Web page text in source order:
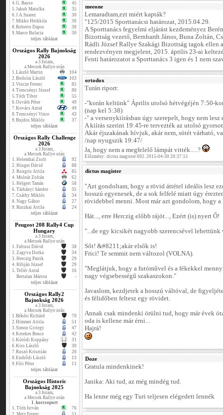
4.G. Basso
45
5.Jakub Matulka
35
6.J.A.Suarez
30
7.Mikko Heikkila
30
8.Roberto Dapra
30
9.Marco Bulacia 30
teljes táblázat
Országos Rally Bajnokság
2026
a 3.futam,
a Mecsek Rallye után
1.László Martin
104
2.Bodolai László
103
3.Vincze Ferenc
85
4.Trencsényi József
80
5.Tóth Tibor
55
6.Osváth Péter
49
7.Kovács Antal
49
8.Trencsényi Vince
43
9.Bujdos Miklós 37
teljes táblázat
Országos Rally Challenge
2026
a 3.futam,
a Mecsek Rallye után
1. Helembai Zsolt
92
2. Hinger Dávid
88
3. Rongits Attila
85
4. Molnár Zoltán
62
5. Helgert Tamás
58
6. Tárkányi Sándor
35
7. Csáthy Miklós
34
8. Nagy Gábor
27
9. Ruszkai Attila 24
teljes táblázat
Peugeot 208 Rally4 Cup
Hungary
a 3.futam,
a Mecsek Rallye után
1. Faltusz Dávid
38
2. Zagyva Dorka
34
3. Herczig Patrik
29
4. Hibján József
29
5. Tellér Antal
16
Bertalan Márton
-
teljes táblázat
Országos Rally2
Bajnokság 2026
a 3.futam,
a Mecsek Rallye után
1.Békési Richárd
70
2.Himmer Attila
51
3.Simon György
47
4.Kerekes Bence
42
5.Kóródi Koppány
31
6.Kiss László
30
7.Ruszó Krisztián
20
8.Endrődi László
13
9.Fóti Péter 11
teljes táblázat
Országos Historic
Bajnokság 2025
a 3.futam,
a Mecsek Rallye után
1. korcsoport
1. Tóth István
76
2. Metz Ferenc 51
meeone
Lemaradtam,ezt miért kapták?
"125/2015 Sporttanácsi határozat, 2015.04.29.
A Sporttanács fegyelmi eljárást kezdeményez
Bizottság vezető, Bernhardt János, Buna Zoltán,
Rádli József Rallye Szakági Bizottság tagok
rendezvényen megjelent, 2015. április 23-ai
Fenti határozatot a Sporttanács 3 igen és 1 nem
ortodox
Turán riport:
-"korán keltünk" Április utolsó hétvégéjén 7:50-
(nap kel 5:38)
-" a versenykiírásban úgy szerepelt, hogy nem lesz
A kiírás szerint 19:45-re tervezték az utolsó
Akár éjszakának hívjuk, akár nem, sötét várható,
/nap nyugszik 19:47/
Ja, hogy nem a megfelelő lámpát vitték.....?
Előzmény: dictus magister 692. 2015-04-30 20:37:51
dictus magister
"Azt gondoltam, hogy a rövid áttétel ideális lesz
hosszú egyenesek, de a sok felfelé miatt úgy
rövidebbel menni. Most már azt gondolom, hogy
Hát..., erre Herczig előbb rájöt..., Ezért (is) nyert Ő!
"...de egy kicsikét nagyobb szerencsével
Sőt! &#8211;akár elsők is!
Frici! Te semmit nem változol (VOLNA).
"Meglátjuk, hogy a futóművel és a fékekkel
nagy végsebességű szakaszokon."
Javaslom, kezdjetek a hosszú váltóval, de
és félidőben feltesz egy rövidet.
Annak csak mindenki örülni tud, hogy már évek
oda is kellene már érni...
Hajrá!
Doze
Gratula mindenkinek!
Janika: Aki tud, az még mindég tud.
Ha lenne még egy Turi teljesen elégedett lennék